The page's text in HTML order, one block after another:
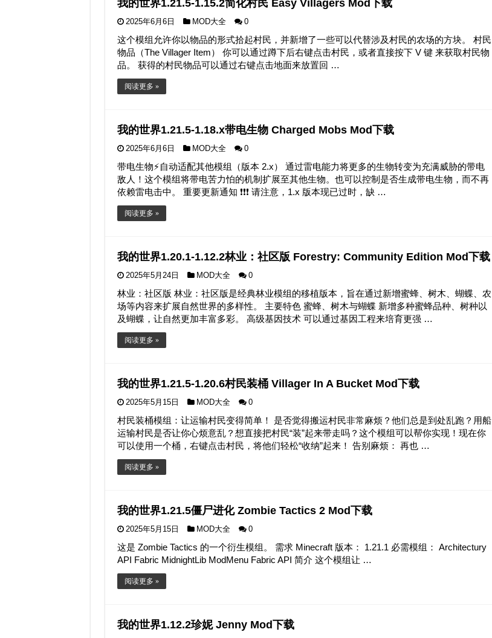
我的世界1.21.5-1.15.2简化村民 Easy Villagers Mod下载
2025年6月6日 MOD大全 0
这个模组允许你以物品的形式拾起村民，并新增了一些可以代替涉及村民的农场的方块。 村民
物品（The Villager Item） 你可以通过蹲下后右键点击村民，或者直接按下 V 键 来获取村民物
品。 获得的村民物品可以通过右键点击地面来放置回 …
阅读更多 »
我的世界1.21.5-1.18.x带电生物 Charged Mobs Mod下载
2025年6月6日 MOD大全 0
带电生物⚡自动适配其他模组（版本 2.x） 通过雷电能力将更多的生物转变为充满威胁的带电
敌人！这个模组将带电苦力怕的机制扩展至其他生物。也可以控制是否生成带电生物，而不再
依赖雷电击中。 重要更新通知 ❗❗❗ 请注意，1.x 版本现已过时，缺 …
阅读更多 »
我的世界1.20.1-1.12.2林业：社区版 Forestry: Community Edition Mod下载
2025年5月24日 MOD大全 0
林业：社区版 林业：社区版是经典林业模组的移植版本，旨在通过新增蜜蜂、树木、蝴蝶、农
场等内容来扩展自然世界的多样性。 主要特色 蜜蜂、树木与蝴蝶 新增多种蜜蜂品种、树种以
及蝴蝶，让自然更加丰富多彩。 高级基因技术 可以通过基因工程来培育更强 …
阅读更多 »
我的世界1.21.5-1.20.6村民装桶 Villager In A Bucket Mod下载
2025年5月15日 MOD大全 0
村民装桶模组：让运输村民变得简单！ 是否觉得搬运村民非常麻烦？他们总是到处乱跑？用船
运输村民是否让你心烦意乱？想直接把村民“装”起来带走吗？这个模组可以帮你实现！现在你
可以使用一个桶，右键点击村民，将他们轻松“收纳”起来！ 告别麻烦： 再也 …
阅读更多 »
我的世界1.21.5僵尸进化 Zombie Tactics 2 Mod下载
2025年5月15日 MOD大全 0
这是 Zombie Tactics 的一个衍生模组。 需求 Minecraft 版本： 1.21.1 必需模组： Architectury
API Fabric MidnightLib ModMenu Fabric API 简介 这个模组让 …
阅读更多 »
我的世界1.12.2珍妮 Jenny Mod下载